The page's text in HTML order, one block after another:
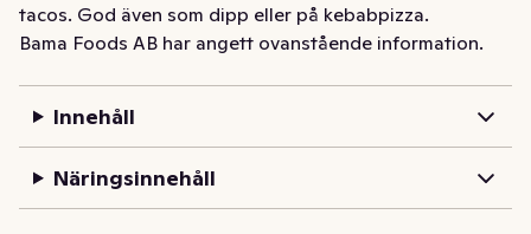
tacos. God även som dipp eller på kebabpizza.
Bama Foods AB har angett ovanstående information.
Innehåll
Näringsinnehåll